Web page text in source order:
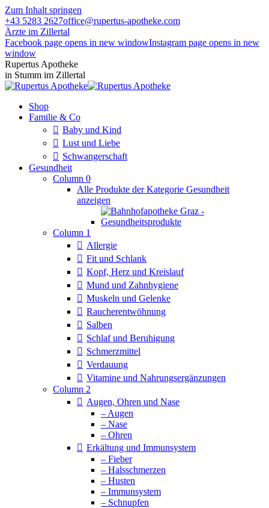
Zum Inhalt springen
+43 5283 2627office@rupertus-apotheke.com
Ärzte im Zillertal
Facebook page opens in new windowInstagram page opens in new
window
Rupertus Apotheke
in Stumm im Zillertal
Shop
Familie & Co
Baby und Kind
Lust und Liebe
Schwangerschaft
Gesundheit
Column 0
Alle Produkte der Kategorie Gesundheit
anzeigen
Column 1
Allergie
Fit und Schlank
Kopf, Herz und Kreislauf
Mund und Zahnhygiene
Muskeln und Gelenke
Raucherentwöhnung
Salben
Schlaf und Beruhigung
Schmerzmittel
Verdauung
Vitamine und Nahrungsergänzungen
Column 2
Augen, Ohren und Nase
– Augen
– Nase
– Ohren
Erkältung und Immunsystem
– Fieber
– Halsschmerzen
– Husten
– Immunsystem
– Schnupfen